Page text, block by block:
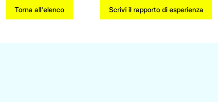
Torna all'elenco Scrivi il rapporto di esperienza